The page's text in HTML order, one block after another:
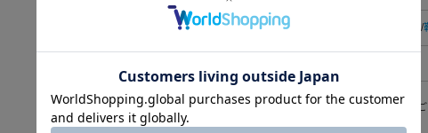
カテゴリ /
※洗濯表示についてはこちら を